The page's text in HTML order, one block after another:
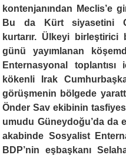
kontenjanından Meclis’e
Bu da Kürt siyasetini
kurtarır. Ülkeyi
günü yayımlanan
Enternasyonal
kökenli Irak
görüşmenin bölgede
Önder Sav ekibinin
umudu Güneydoğu’da da
akabinde Sosyalist
BDP’nin eşbaşkanı